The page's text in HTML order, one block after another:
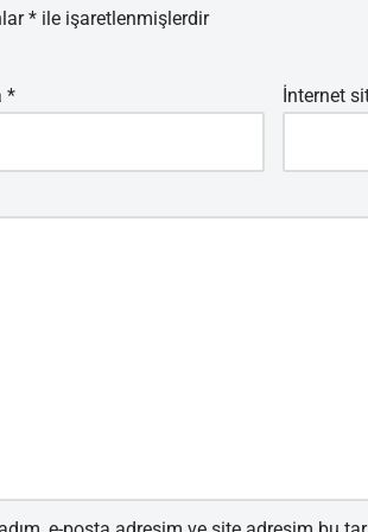
*ile işaretlenmişlerdir
* İnternet